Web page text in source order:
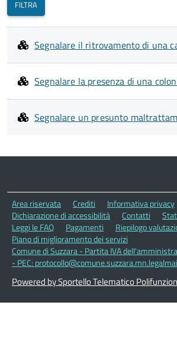
Segnalare il ritrovamento di una
Segnalare la presenza di una
Segnalare un presunto
Area riservata Crediti Informativa privacy
Dichiarazione di accessibilità
Contatti
Leggi le FAQ
Pagamenti
Riepilogo
Piano di miglioramento dei servizi
Comune di Suzzara - Partita IVA
- PEC:
Powered by Sportello Telematico